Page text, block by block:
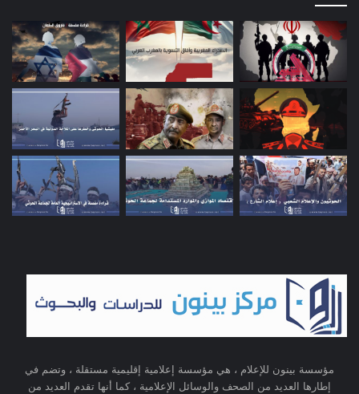
مؤسسة بينون للإعلام ، هي مؤسسة إعلامية إقليمية مستقلة ، وتضم في
إطارها العديد من الصحف والوسائل الإعلامية ، كما أنها تقدم العديد من